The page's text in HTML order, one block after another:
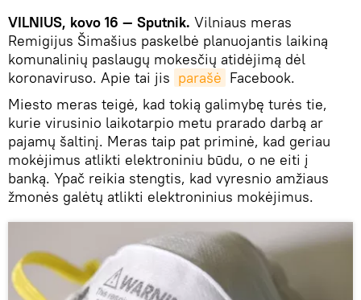
VILNIUS, kovo 16 — Sputnik. Vilniaus meras
Remigijus Šimašius paskelbė planuojantis laikiną
komunalinių paslaugų mokesčių atidėjimą dėl
koronaviruso. Apie tai jis parašė Facebook.
Miesto meras teigė, kad tokią galimybę turės tie,
kurie virusinio laikotarpio metu prarado darbą ar
pajamų šaltinį. Meras taip pat priminė, kad geriau
mokėjimus atlikti elektroniniu būdu, o ne eiti į
banką. Ypač reikia stengtis, kad vyresnio amžiaus
žmonės galėtų atlikti elektroninius mokėjimus.